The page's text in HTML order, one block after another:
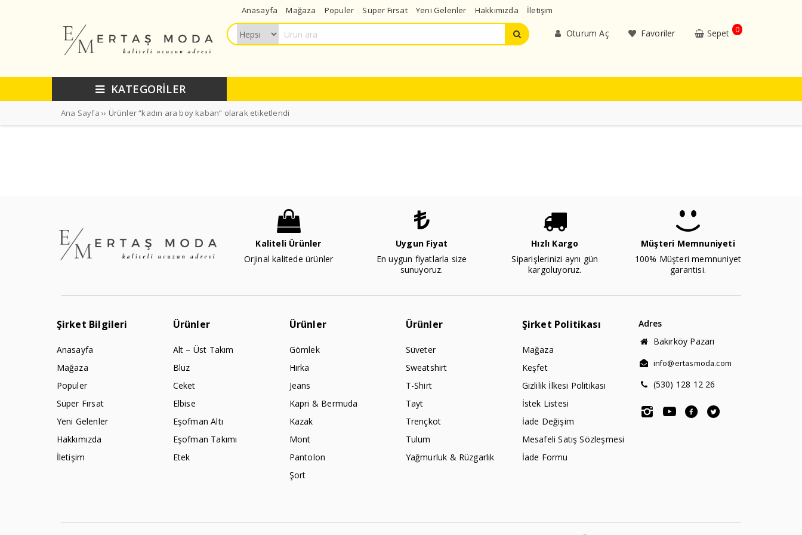
Anasayfa Mağaza Populer Süper Fırsat Yeni Gelenler Hakkımızda İletişim
Oturum Aç Favoriler Sepet 0
KATEGORİLER
Ana Sayfa ›› Ürünler “kadın ara boy kaban” olarak etiketlendi
Kaliteli Ürünler
Orjinal kalitede ürünler
Uygun Fiyat
En uygun fiyatlarla size
sunuyoruz.
Hızlı Kargo
Siparişlerinizi aynı gün
kargoluyoruz.
Müşteri Memnuniyeti
100% Müşteri memnuniyet
garantisi.
Şirket Bilgileri
Anasayfa
Mağaza
Populer
Süper Fırsat
Yeni Gelenler
Hakkımızda
İletişim
Ürünler
Alt – Üst Takım
Bluz
Ceket
Elbise
Eşofman Altı
Eşofman Takımı
Etek
Ürünler
Gömlek
Hırka
Jeans
Kapri & Bermuda
Kazak
Mont
Pantolon
Şort
Ürünler
Süveter
Sweatshirt
T-Shirt
Tayt
Trençkot
Tulum
Yağmurluk & Rüzgarlık
Şirket Politikası
Mağaza
Keşfet
Gizlilik İlkesi Politikası
İstek Listesi
İade Değişim
Mesafeli Satış Sözleşmesi
İade Formu
Adres
Bakırköy Pazarı
info@ertasmoda.com
(530) 128 12 26